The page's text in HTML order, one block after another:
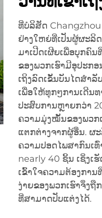
ທີ່ບໍລິສັດ Changzhou
ຢ່າງໃຫຍ່ທີ່ເປັນຜູ້ຜະລິ
ມາເປີດເຜີຍເພື່ອບຸກຄົ
ຂອງພວກເຮົາມີອຸປະກ
ເຖິງລົດເຂັ້ນບັນໄດສຳລັ
ເພື່ອໃຫ້ທຸກໆການເດີນ
ປະສົບການຫຼາຍກວ່າ
ຄວາມມຸ່ງໝັ້ນຂອງພວກ
ແຕກຕ່າງຈາກຜູ້ອື່ນ. ຜ
ຄວາມປອດໄພສາກົນເ
nearly 40 ຊິ້ນ ເຊິ່ງເ
ເຂົ້າໃຈຄວາມຕ້ອງກາ
ງ່າຍຂອງພວກເຮົາຈຶ່ງ
ທີ່ສາມາດປັບແຕ່ງໄດ້.